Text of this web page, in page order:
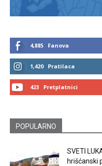
4,885 Fanova
1,420 Pratilaca
423 Pretplatnici
POPULARNO
SVETI
hrišćanski